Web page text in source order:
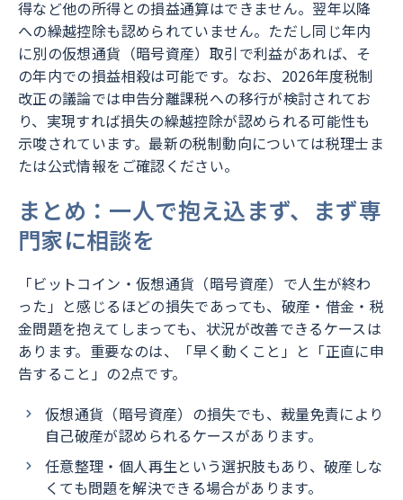
得など他の所得との損益通算はできません。翌年以降
への繰越控除も認められていません。ただし同じ年内
に別の仮想通貨（暗号資産）取引で利益があれば、そ
の年内での損益相殺は可能です。なお、2026年度税制
改正の議論では申告分離課税への移行が検討されてお
り、実現すれば損失の繰越控除が認められる可能性も
示唆されています。最新の税制動向については税理士ま
たは公式情報をご確認ください。
まとめ：一人で抱え込まず、まず専
門家に相談を
「ビットコイン・仮想通貨（暗号資産）で人生が終わ
った」と感じるほどの損失であっても、破産・借金・税
金問題を抱えてしまっても、状況が改善できるケースは
あります。重要なのは、「早く動くこと」と「正直に申
告すること」の2点です。
仮想通貨（暗号資産）の損失でも、裁量免責により
自己破産が認められるケースがあります。
任意整理・個人再生という選択肢もあり、破産しな
くても問題を解決できる場合があります。